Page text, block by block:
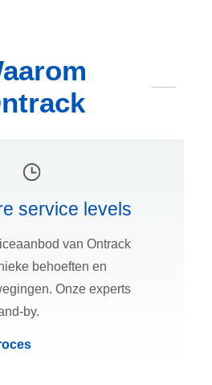
service levels
van Ontrack
behoeften en
Onze experts
by.